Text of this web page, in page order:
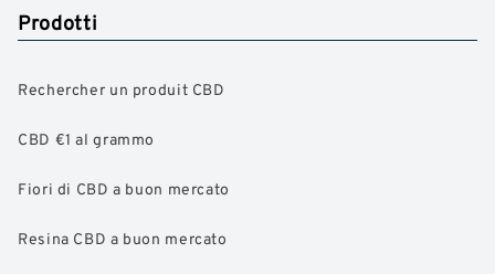
Prodotti
Rechercher un produit CBD
CBD €1 al grammo
Fiori di CBD a buon mercato
Resina CBD a buon mercato